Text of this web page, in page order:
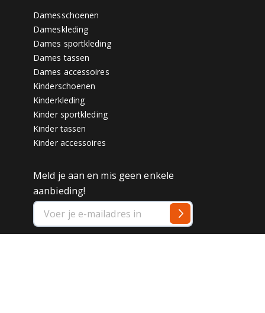
Damesschoenen
Dameskleding
Dames sportkleding
Dames tassen
Dames accessoires
Kinderschoenen
Kinderkleding
Kinder sportkleding
Kinder tassen
Kinder accessoires
Meld je aan en mis geen enkele
aanbieding!